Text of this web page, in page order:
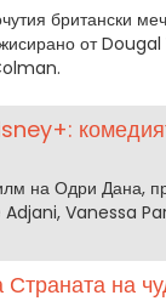
британски
от
на Одри Дана,
Adjani, Vanessa
на